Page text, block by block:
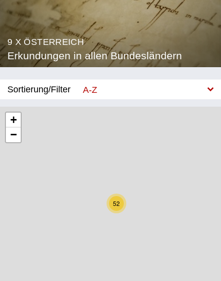
9 X ÖSTERREICH
Erkundungen in allen Bundesländern
Sortierung/Filter
A-Z
Niederösterreich
Oberösterreich
52
+
−